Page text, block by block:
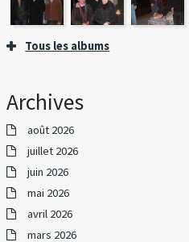
Tous les albums
Archives
août 2026
juillet 2026
juin 2026
mai 2026
avril 2026
mars 2026